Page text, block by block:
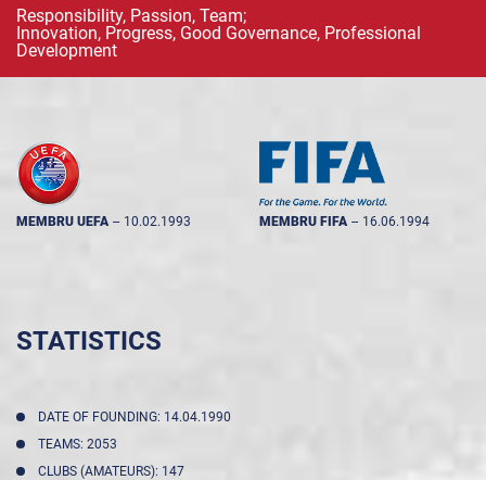
Responsibility, Passion, Team;
Innovation, Progress, Good Governance, Professional
Development
MEMBRU UEFA -- 10.02.1993 MEMBRU FIFA -- 16.06.1994
STATISTICS
DATE OF FOUNDING: 14.04.1990
TEAMS: 2053
CLUBS (AMATEURS): 147